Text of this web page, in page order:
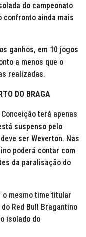
do campeonato
confronto ainda mais
ganhos, em 10 jogos
a menos que o
realizadas.
DO BRAGA
terá apenas
suspenso pelo
ser Weverton. Nas
poderá contar com
da paralisação do
o mesmo time titular
Red Bull Bragantino
isolado do